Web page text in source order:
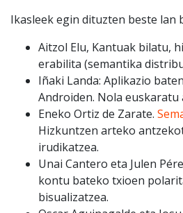
Ikasleek egin dituzten beste lan
Aitzol Elu, Kantuak bilatu,
erabilita (semantika
Iñaki Landa: Aplikazio
Androiden. Nola euskaratu
Eneko Ortiz de Zarate.
Hizkuntzen arteko
irudikatzea.
Unai Cantero eta Julen
kontu bateko txioen
bisualizatzea.